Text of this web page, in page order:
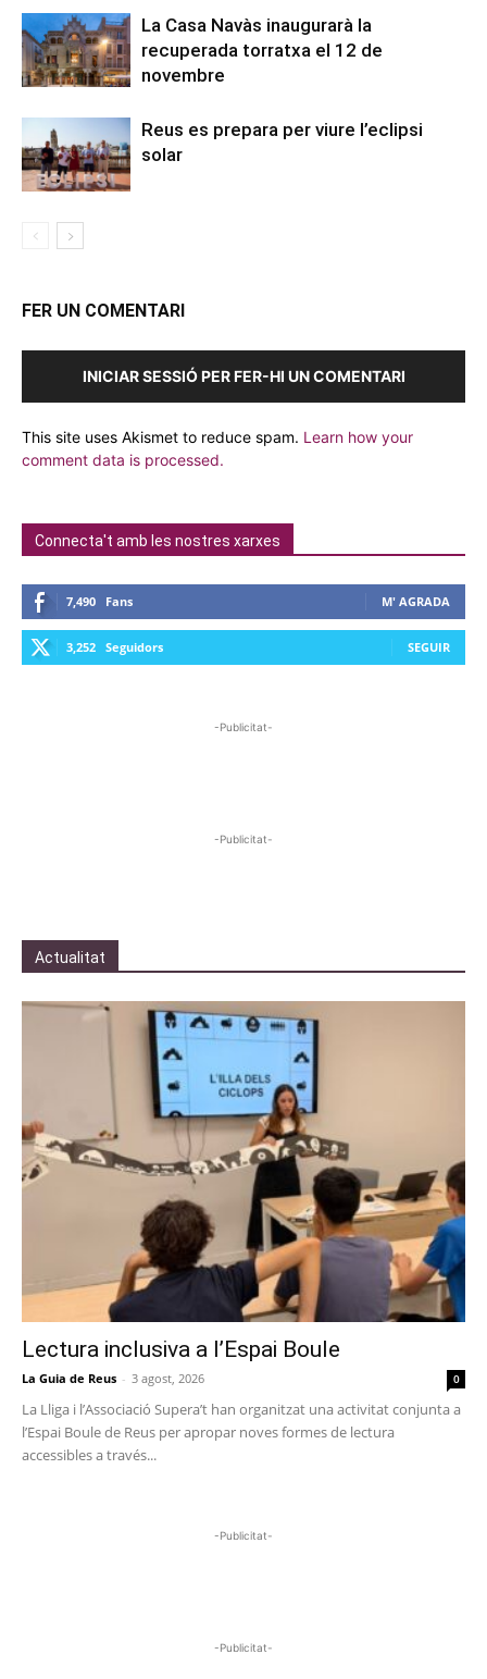
La Casa Navàs inaugurarà la
recuperada torratxa el 12 de
novembre
Reus es prepara per viure l’eclipsi
solar
FER UN COMENTARI
INICIAR SESSIÓ PER FER-HI UN COMENTARI
This site uses Akismet to reduce spam. Learn how your
comment data is processed.
Connecta't amb les nostres xarxes
7,490 Fans M' AGRADA
3,252 Seguidors SEGUIR
-Publicitat-
-Publicitat-
Actualitat
Lectura inclusiva a l’Espai Boule
La Guia de Reus - 3 agost, 2026 0
La Lliga i l’Associació Supera’t han organitzat una activitat conjunta a
l’Espai Boule de Reus per apropar noves formes de lectura
accessibles a través...
-Publicitat-
-Publicitat-